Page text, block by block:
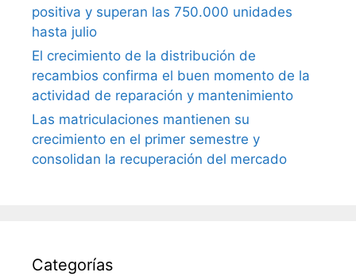
positiva y superan las 750.000 unidades
hasta julio
El crecimiento de la distribución de
recambios confirma el buen momento de la
actividad de reparación y mantenimiento
Las matriculaciones mantienen su
crecimiento en el primer semestre y
consolidan la recuperación del mercado
Categorías